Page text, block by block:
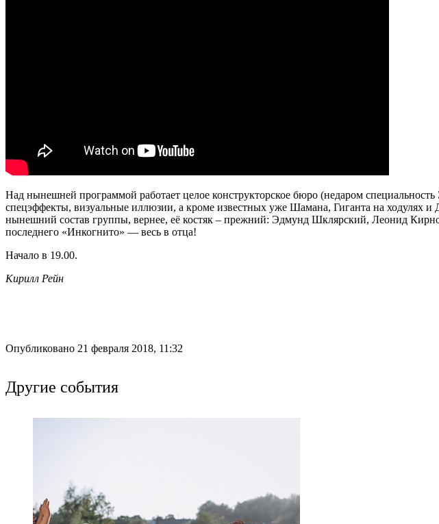
Над нынешней программой работает целое конструкторское бюро (недаром
спецэффекты, визуальные иллюзии, а кроме известных уже Шамана, Гиганта на
нынешний состав группы, вернее, её костяк – прежний: Эдмунд Шклярский, Леонид
последнего «Инкогнито» — весь в отца!
Начало в 19.00.
Кирилл Рейн
Опубликовано 21 февраля 2018, 11:32
Другие события